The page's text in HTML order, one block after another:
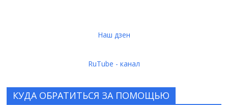
Наш дзен
RuTube - канал
КУДА ОБРАТИТЬСЯ ЗА ПОМОЩЬЮ